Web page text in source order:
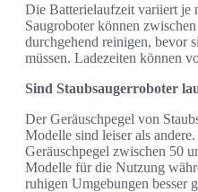
Die Batterielaufzeit variiert je
Saugroboter können
durchgehend reinigen, bevor
müssen. Ladezeiten können
Sind Staubsaugerroboter
Der Geräuschpegel von
Modelle sind leiser als
Geräuschpegel zwischen 50
Modelle für die Nutzung
ruhigen Umgebungen besser